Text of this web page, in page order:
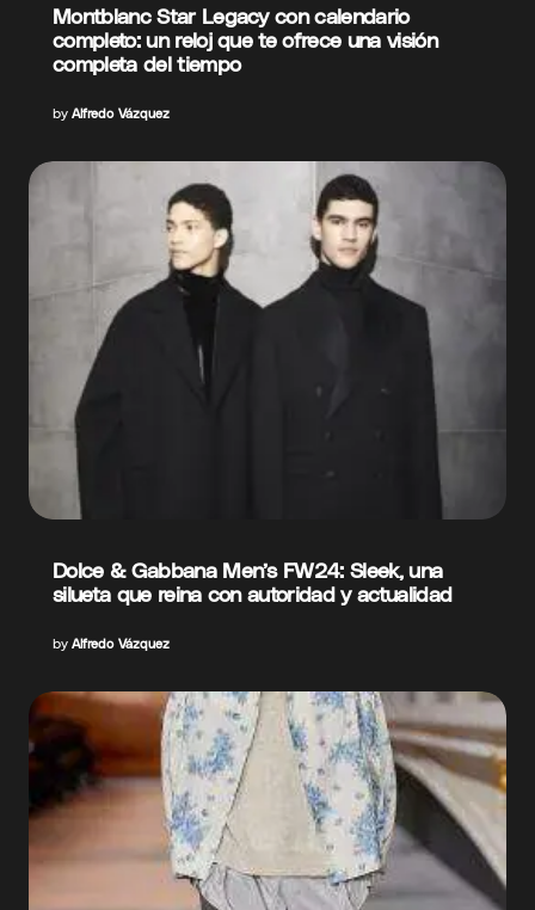
Montblanc Star Legacy con calendario
completo: un reloj que te ofrece una visión
completa del tiempo
by Alfredo Vázquez
Dolce & Gabbana Men’s FW24: Sleek, una
silueta que reina con autoridad y actualidad
by Alfredo Vázquez